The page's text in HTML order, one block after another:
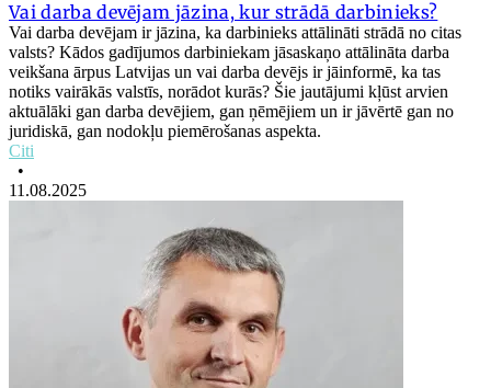
Vai darba devējam jāzina, kur strādā darbinieks?
Vai darba devējam ir jāzina, ka darbinieks attālināti strādā no citas
valsts? Kādos gadījumos darbiniekam jāsaskaņo attālināta darba
veikšana ārpus Latvijas un vai darba devējs ir jāinformē, ka tas
notiks vairākās valstīs, norādot kurās? Šie jautājumi kļūst arvien
aktuālāki gan darba devējiem, gan ņēmējiem un ir jāvērtē gan no
juridiskā, gan nodokļu piemērošanas aspekta.
Citi
•
11.08.2025